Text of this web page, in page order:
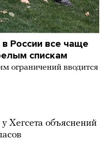
России все чаще
спискам
ограничений вводится
Хегсета объяснений